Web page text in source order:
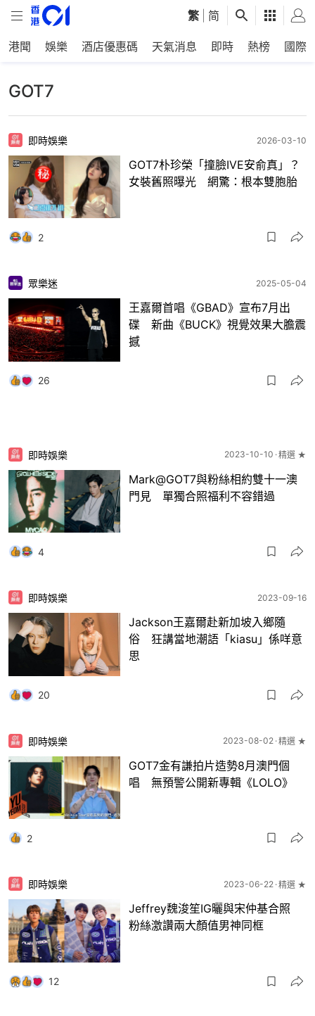
繁 简
港聞 娛樂 酒店優惠碼 天氣消息 即時 熱榜 國際
GOT7
即時娛樂 2026-03-10
GOT7朴珍榮「撞臉IVE安俞真」？
女裝舊照曝光 網驚：根本雙胞胎
2
眾樂迷 2025-05-04
王嘉爾首唱《GBAD》宣布7月出
碟 新曲《BUCK》視覺效果大膽震
撼
26
即時娛樂 2023-10-10 精選 ★
Mark@GOT7與粉絲相約雙十一澳
門見 單獨合照福利不容錯過
4
即時娛樂 2023-09-16
Jackson王嘉爾赴新加坡入鄉隨
俗 狂講當地潮語「kiasu」係咩意
思
20
即時娛樂 2023-08-02 精選 ★
GOT7金有謙拍片造勢8月澳門個
唱 無預警公開新專輯《LOLO》
2
即時娛樂 2023-06-22 精選 ★
Jeffrey魏浚笙IG曬與宋仲基合照
粉絲激讚兩大顏值男神同框
12